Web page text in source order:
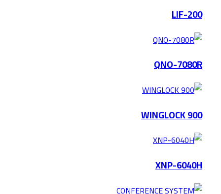
LIF-200
QNO-7080R
WINGLOCK 900
XNP-6040H